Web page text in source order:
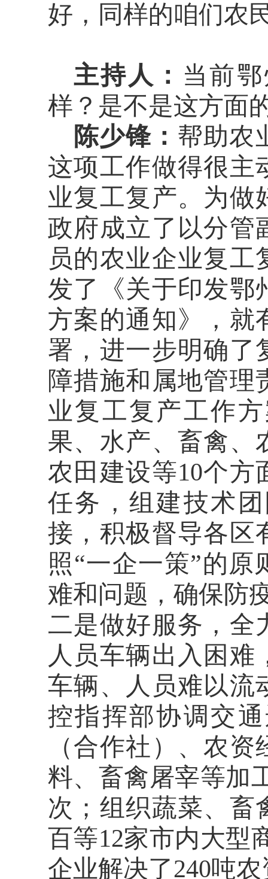
好，同样的咱们农
主持人： 当前
样？是不是这方面
陈少锋： 帮助农
这项工作做得很主
业复工复产。 为做
政府成立了以分管
员的农业企业复工
发了《关于印发鄂
方案的通知》，就
署，进一步明确了
障措施和属地管理
业复工复产工作
果、水产、畜禽、
农田建设等10个方
任务，组建技术
接，积极督导各区
照“一企一策”的
难和问题，确保防
二是做好服务，全
人员车辆出入困
车辆、人员难以流
控指挥部协调交
（合作社）、农
料、畜禽屠宰等加
次；组织蔬菜、畜
百等12家市内大型
企业解决了240吨